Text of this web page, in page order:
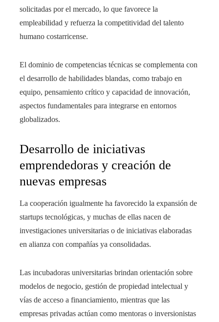
solicitadas por el mercado, lo que favorece la
empleabilidad y refuerza la competitividad del talento
humano costarricense.
El dominio de competencias técnicas se complementa con
el desarrollo de habilidades blandas, como trabajo en
equipo, pensamiento crítico y capacidad de innovación,
aspectos fundamentales para integrarse en entornos
globalizados.
Desarrollo de iniciativas
emprendedoras y creación de
nuevas empresas
La cooperación igualmente ha favorecido la expansión de
startups tecnológicas, y muchas de ellas nacen de
investigaciones universitarias o de iniciativas elaboradas
en alianza con compañías ya consolidadas.
Las incubadoras universitarias brindan orientación sobre
modelos de negocio, gestión de propiedad intelectual y
vías de acceso a financiamiento, mientras que las
empresas privadas actúan como mentoras o inversionistas